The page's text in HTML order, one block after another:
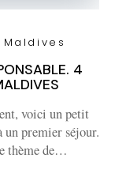
4
voici un petit
un premier séjour.
thème de…